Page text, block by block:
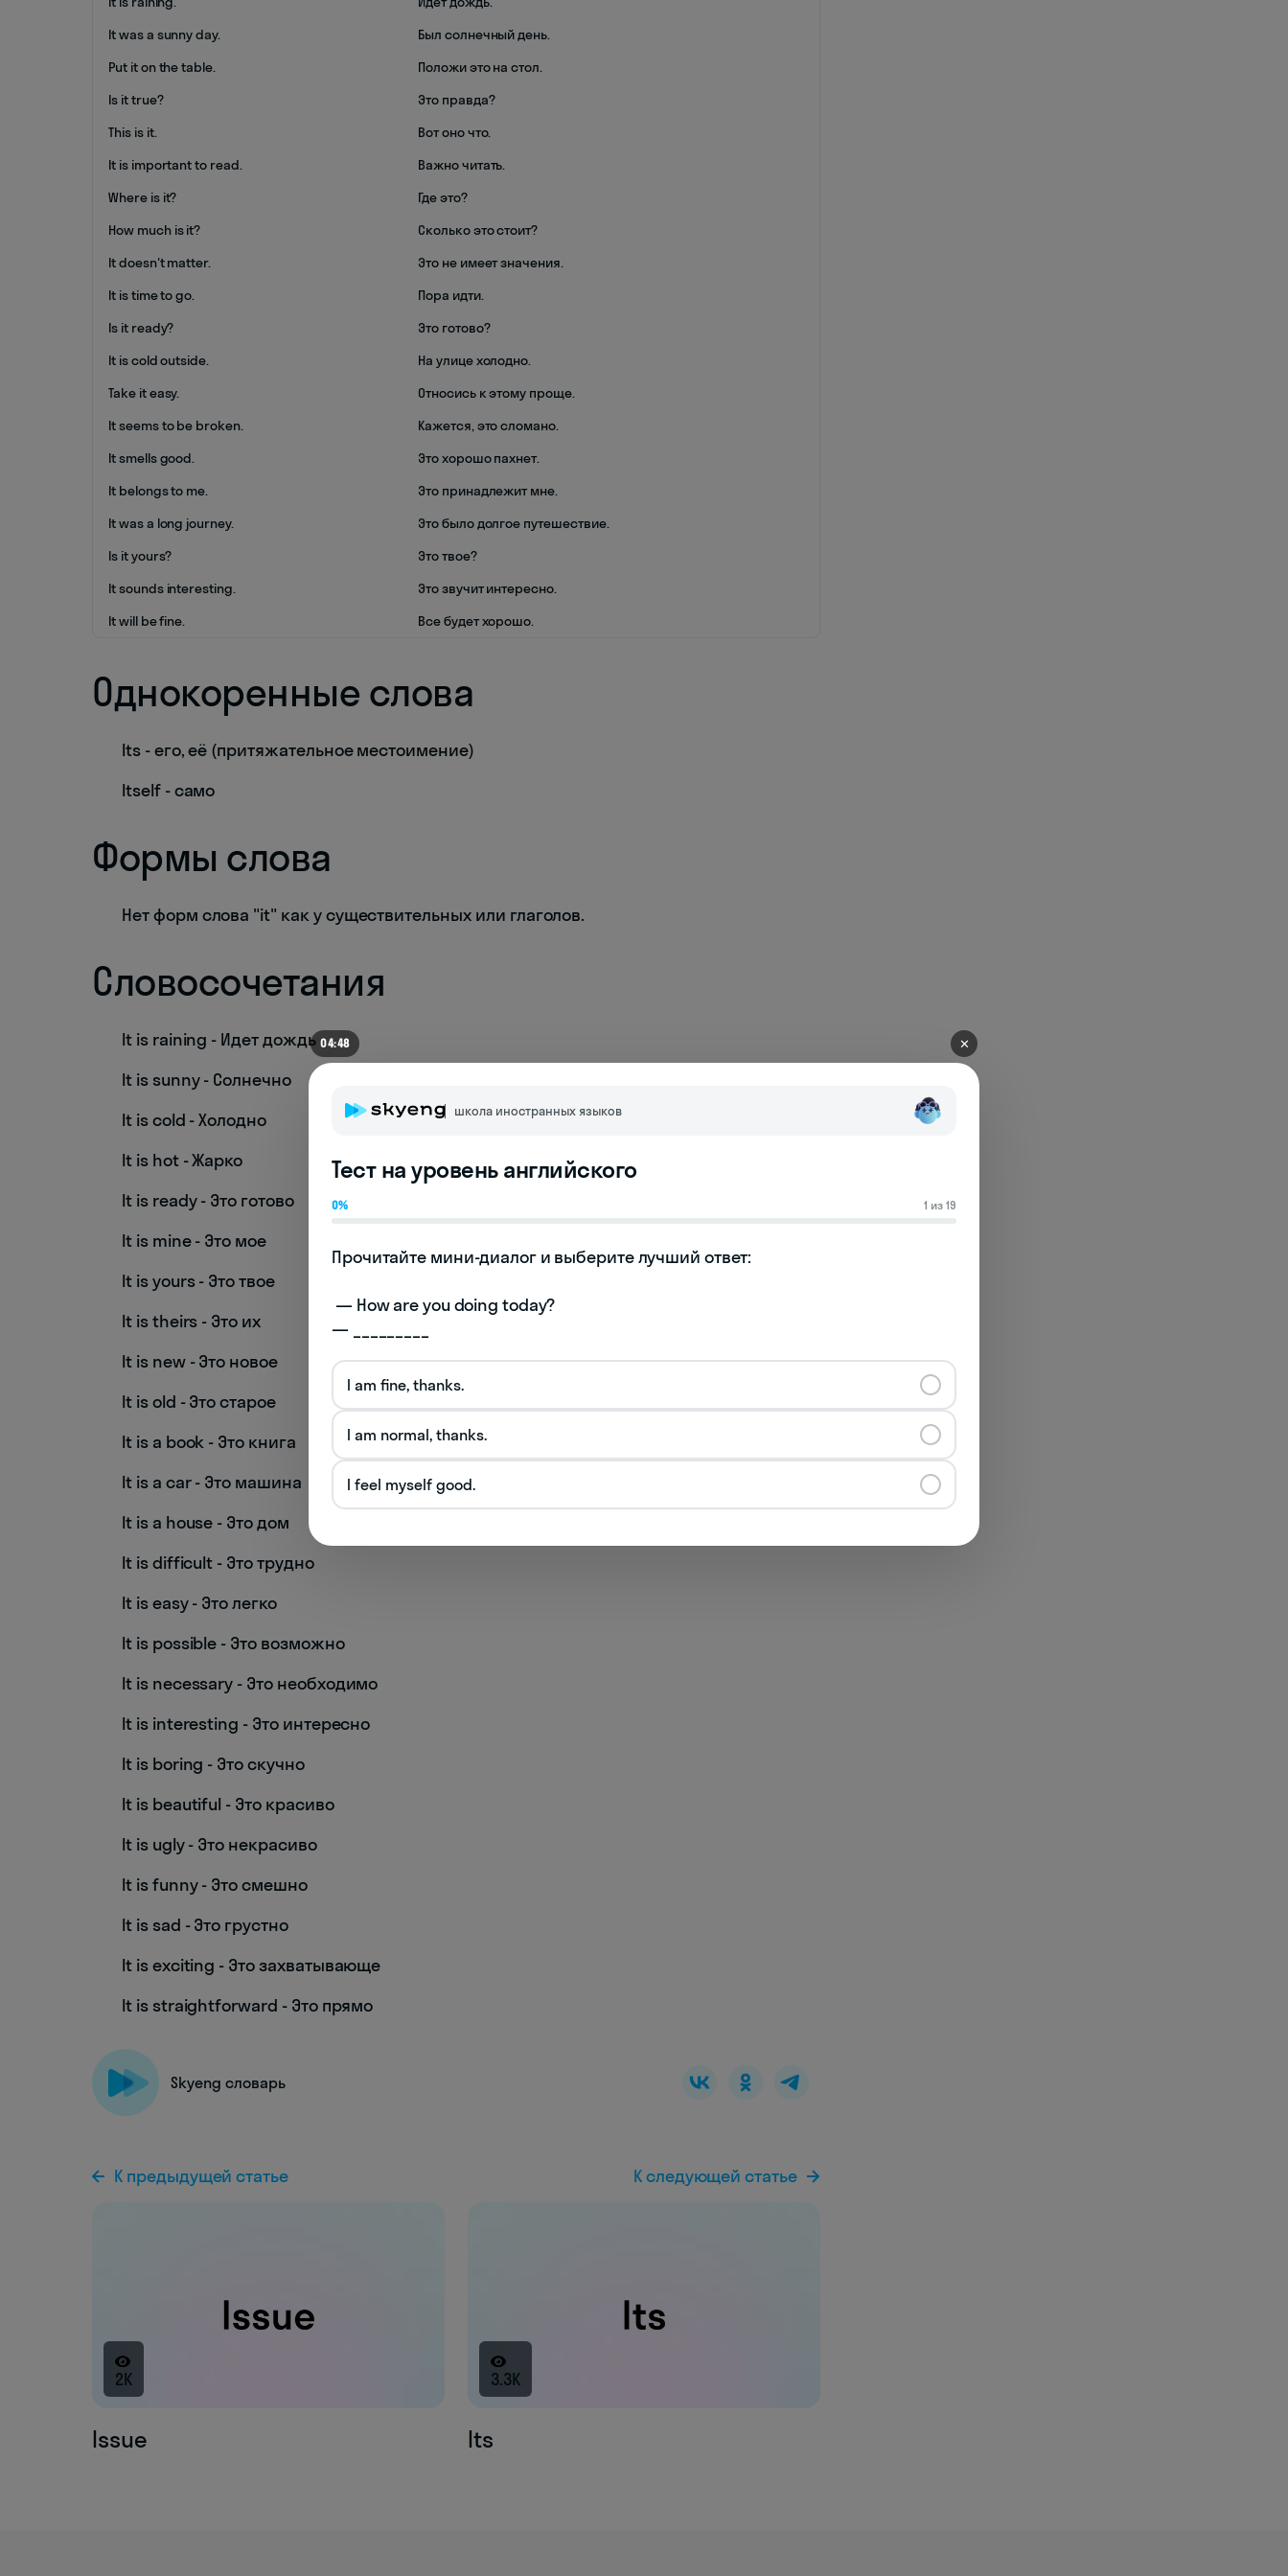
It was a sunny day.
Был солнечный день.
Put it on the table.
Положи это на стол.
Is it true?
Это правда?
This is it.
Вот оно что.
It is important to read.
Важно читать.
Where is it?
Где это?
How much is it?
Сколько это стоит?
It doesn't matter.
Это не имеет значения.
It is time to go.
Пора идти.
Is it ready?
Это готово?
It is cold outside.
На улице холодно.
Take it easy.
Относись к этому проще.
It seems to be broken.
Кажется, это сломано.
It smells good.
Это хорошо пахнет.
It belongs to me.
Это принадлежит мне.
It was a long journey.
Это было долгое путешествие.
Is it yours?
Это твое?
It sounds interesting.
Это звучит интересно.
It will be fine.
Все будет хорошо.
Однокоренные слова
Its - его, её (притяжательное местоимение)
Itself - само
Формы слова
Нет форм слова "it" как у существительных или глаголов.
Словосочетания
It is raining - Идет дождь
It is sunny - Солнечно
It is cold - Холодно
It is hot - Жарко
It is ready - Это готово
It is mine - Это мое
It is yours - Это твое
It is theirs - Это их
It is new - Это новое
It is old - Это старое
It is a book - Это книга
It is a car - Это машина
It is a house - Это дом
It is difficult - Это трудно
It is easy - Это легко
It is possible - Это возможно
It is necessary - Это необходимо
It is interesting - Это интересно
It is boring - Это скучно
It is beautiful - Это красиво
It is ugly - Это некрасиво
It is funny - Это смешно
It is sad - Это грустно
It is exciting - Это захватывающе
It is straightforward - Это прямо
Skyeng словарь
К предыдущей статье
2K
Issue
К следующей статье
3.3K
Its
04:48 ✕
школа иностранных языков
Тест на уровень английского
0% 1 из 19
Прочитайте мини-диалог и выберите лучший ответ:
— _________
I am fine, thanks.
I am normal, thanks.
I feel myself good.